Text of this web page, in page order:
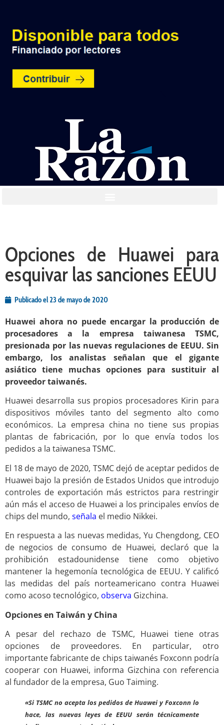
Opciones de Huawei para
esquivar las sanciones EEUU
Publicado el23 de mayo de 2020
Huawei ahora no puede encargar la producción de
procesadores a la empresa taiwanesa TSMC,
presionada por las nuevas regulaciones de EEUU. Sin
embargo, los analistas señalan que el gigante
asiático tiene muchas opciones para sustituir al
proveedor taiwanés.
Huawei desarrolla sus propios procesadores Kirin para
dispositivos móviles tanto del segmento alto como
económicos. La empresa china no tiene sus propias
plantas de fabricación, por lo que envía todos los
pedidos a la taiwanesa TSMC.
El 18 de mayo de 2020, TSMC dejó de aceptar pedidos de
Huawei bajo la presión de Estados Unidos que introdujo
controles de exportación más estrictos para restringir
aún más el acceso de Huawei a los principales envíos de
chips del mundo, señala el medio Nikkei.
En respuesta a las nuevas medidas, Yu Chengdong, CEO
de negocios de consumo de Huawei, declaró que la
prohibición estadounidense tiene como objetivo
mantener la hegemonía tecnológica de EEUU. Y calificó
las medidas del país norteamericano contra Huawei
como acoso tecnológico, observa Gizchina.
Opciones en Taiwán y China
A pesar del rechazo de TSMC, Huawei tiene otras
opciones de proveedores. En particular, otro
importante fabricante de chips taiwanés Foxconn podría
cooperar con Huawei, informa Gizchina con referencia
al fundador de la empresa, Guo Taiming.
«Si TSMC no acepta los pedidos de Huawei y Foxconn lo
hace, las nuevas leyes de EEUU serán técnicamente